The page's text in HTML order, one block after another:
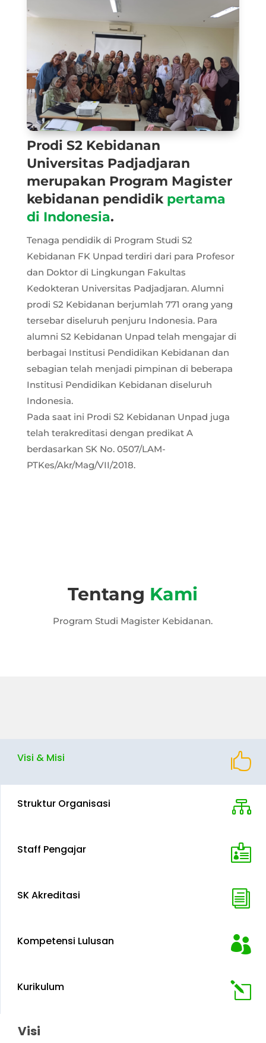
Prodi S2 Kebidanan
Universitas Padjadjaran
merupakan Program Magister
kebidanan pendidikpertama
di Indonesia.
Tenaga pendidik di Program Studi S2
Kebidanan FK Unpad terdiri dari para Profesor
dan Doktor di Lingkungan Fakultas
Kedokteran Universitas Padjadjaran. Alumni
prodi S2 Kebidanan berjumlah 771 orang yang
tersebar diseluruh penjuru Indonesia. Para
alumni S2 Kebidanan Unpad telah mengajar di
berbagai Institusi Pendidikan Kebidanan dan
sebagian telah menjadi pimpinan di beberapa
Institusi Pendidikan Kebidanan diseluruh
Indonesia.
Pada saat ini Prodi S2 Kebidanan Unpad juga
telah terakreditasi dengan predikat A
berdasarkan SK No. 0507/LAM-
PTKes/Akr/Mag/VII/2018.
Tentang Kami
Program Studi Magister Kebidanan.

Visi & Misi

Struktur Organisasi

Staff Pengajar
i
SK Akreditasi

Kompetensi Lulusan
l
Kurikulum
Visi